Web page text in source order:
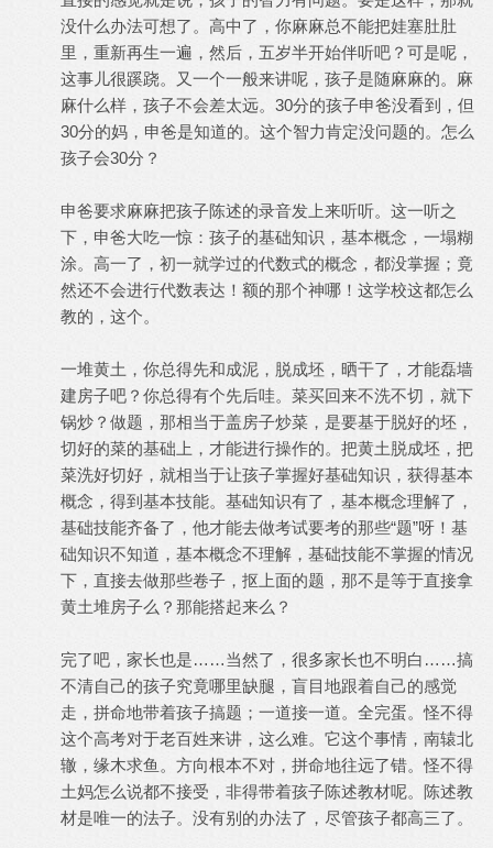
没什么办法可想了。高中了，你麻麻总不能把娃塞肚肚
里，重新再生一遍，然后，五岁半开始伴听吧？可是呢，
这事儿很蹊跷。又一个一般来讲呢，孩子是随麻麻的。麻
麻什么样，孩子不会差太远。30分的孩子申爸没看到，但
30分的妈，申爸是知道的。这个智力肯定没问题的。怎么
孩子会30分？
申爸要求麻麻把孩子陈述的录音发上来听听。这一听之
下，申爸大吃一惊：孩子的基础知识，基本概念，一塌糊
涂。高一了，初一就学过的代数式的概念，都没掌握；竟
然还不会进行代数表达！额的那个神哪！这学校这都怎么
教的，这个。
一堆黄土，你总得先和成泥，脱成坯，晒干了，才能磊墙
建房子吧？你总得有个先后哇。菜买回来不洗不切，就下
锅炒？做题，那相当于盖房子炒菜，是要基于脱好的坯，
切好的菜的基础上，才能进行操作的。把黄土脱成坯，把
菜洗好切好，就相当于让孩子掌握好基础知识，获得基本
概念，得到基本技能。基础知识有了，基本概念理解了，
基础技能齐备了，他才能去做考试要考的那些“题”呀！基
础知识不知道，基本概念不理解，基础技能不掌握的情况
下，直接去做那些卷子，抠上面的题，那不是等于直接拿
黄土堆房子么？那能搭起来么？
完了吧，家长也是……当然了，很多家长也不明白……搞
不清自己的孩子究竟哪里缺腿，盲目地跟着自己的感觉
走，拼命地带着孩子搞题；一道接一道。全完蛋。怪不得
这个高考对于老百姓来讲，这么难。它这个事情，南辕北
辙，缘木求鱼。方向根本不对，拼命地往远了错。怪不得
土妈怎么说都不接受，非得带着孩子陈述教材呢。陈述教
材是唯一的法子。没有别的办法了，尽管孩子都高三了。